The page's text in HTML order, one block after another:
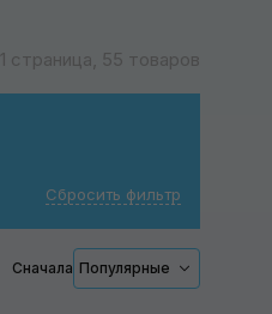
1 страница, 55 товаров
Сбросить фильтр
Сначала Популярные